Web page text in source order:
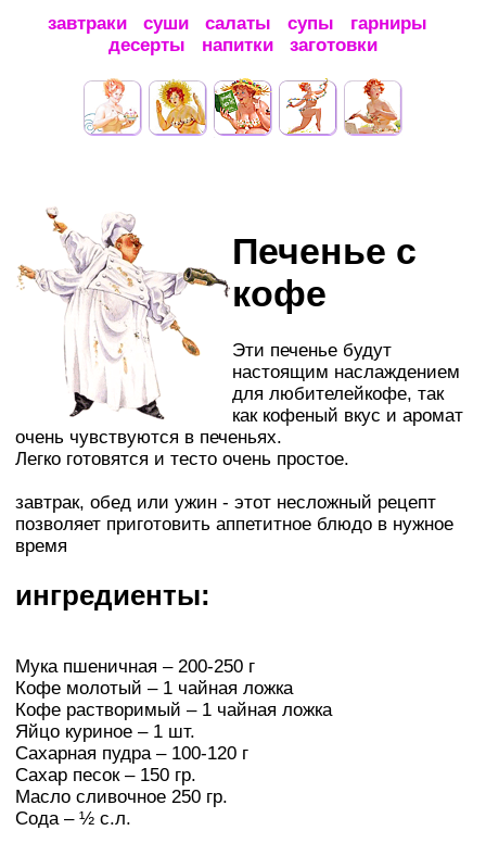
завтраки суши салаты супы
гарниры
десерты
напитки заготовки
Печенье с
кофе
Эти печенье будут
настоящим наслаждением
для любителейкофе, так
как кофеный вкус и аромат
очень чувствуются в печеньях.
Легко готовятся и тесто очень простое.
завтрак, обед или ужин - этот несложный рецепт
позволяет приготовить аппетитное блюдо в нужное
время
ингредиенты:
Мука пшеничная – 200-250 г
Кофе молотый – 1 чайная ложка
Кофе растворимый – 1 чайная ложка
Яйцо куриное – 1 шт.
Сахарная пудра – 100-120 г
Сахар песок – 150 гр.
Масло сливочное 250 гр.
Сода – ½ с.л.